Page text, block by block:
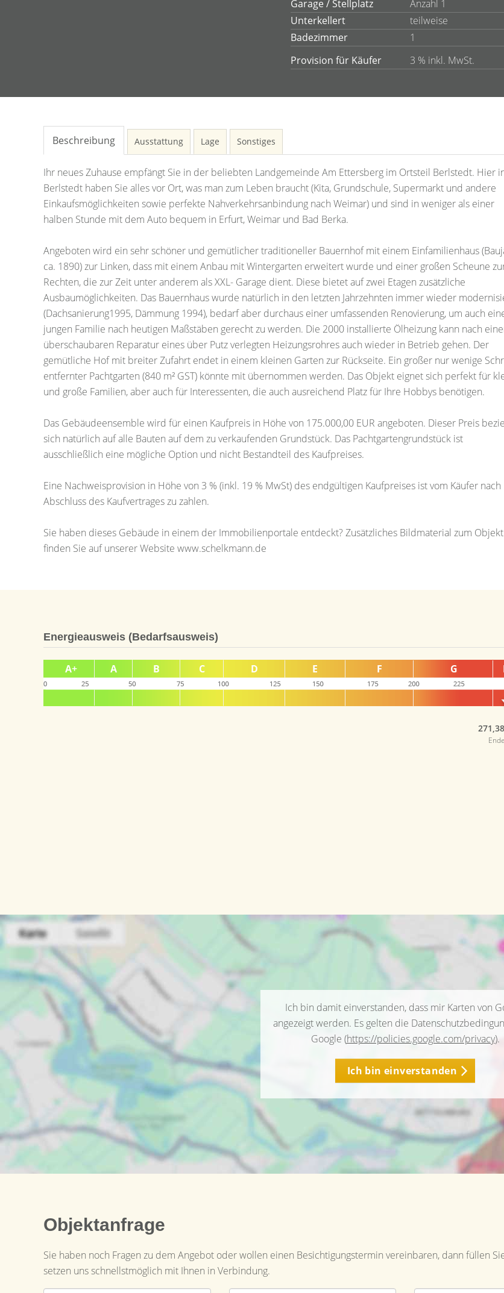
Garage / Stellplatz
Anzahl 1
Unterkellert
teilweise
Badezimmer
1
Provision für Käufer
3 % inkl. MwSt.
Beschreibung Ausstattung Lage Sonstiges
Ihr neues Zuhause empfängt Sie in der beliebten Landgemeinde Am Ettersberg im Ortsteil Berlstedt. Hier
Berlstedt haben Sie alles vor Ort, was man zum Leben braucht (Kita, Grundschule, Supermarkt und andere
Einkaufsmöglichkeiten sowie perfekte Nahverkehrsanbindung nach Weimar) und sind in weniger als einer
halben Stunde mit dem Auto bequem in Erfurt, Weimar und Bad Berka.
Angeboten wird ein sehr schöner und gemütlicher traditioneller Bauernhof mit einem Einfamilienhaus
ca. 1890) zur Linken, dass mit einem Anbau mit Wintergarten erweitert wurde und einer großen Scheune
Rechten, die zur Zeit unter anderem als XXL- Garage dient. Diese bietet auf zwei Etagen zusätzliche
Ausbaumöglichkeiten. Das Bauernhaus wurde natürlich in den letzten Jahrzehnten immer wieder
(Dachsanierung1995, Dämmung 1994), bedarf aber durchaus einer umfassenden Renovierung, um auch
jungen Familie nach heutigen Maßstäben gerecht zu werden. Die 2000 installierte Ölheizung kann nach
überschaubaren Reparatur eines über Putz verlegten Heizungsrohres auch wieder in Betrieb gehen. Der
gemütliche Hof mit breiter Zufahrt endet in einem kleinen Garten zur Rückseite. Ein großer nur wenige
entfernter Pachtgarten (840 m² GST) könnte mit übernommen werden. Das Objekt eignet sich perfekt für
und große Familien, aber auch für Interessenten, die auch ausreichend Platz für Ihre Hobbys benötigen.
Das Gebäudeensemble wird für einen Kaufpreis in Höhe von 175.000,00 EUR angeboten. Dieser Preis
sich natürlich auf alle Bauten auf dem zu verkaufenden Grundstück. Das Pachtgartengrundstück ist
ausschließlich eine mögliche Option und nicht Bestandteil des Kaufpreises.
Eine Nachweisprovision in Höhe von 3 % (inkl. 19 % MwSt) des endgültigen Kaufpreises ist vom Käufer nach
Abschluss des Kaufvertrages zu zahlen.
Sie haben dieses Gebäude in einem der Immobilienportale entdeckt? Zusätzliches Bildmaterial zum Objekt
finden Sie auf unserer Website www.schelkmann.de
Energieausweis (Bedarfsausweis)
Ich bin damit einverstanden, dass mir Karten von
angezeigt werden. Es gelten die
Google (https://policies.google.com/privacy).
Ich bin einverstanden
Objektanfrage
Sie haben noch Fragen zu dem Angebot oder wollen einen Besichtigungstermin vereinbaren, dann füllen
setzen uns schnellstmöglich mit Ihnen in Verbindung.